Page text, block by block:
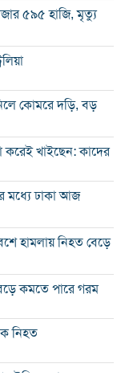
৫৯৫ হাজি, মৃত্যু
কোমরে দড়ি, বড়
খাইছেন: কাদের
মধ্যে ঢাকা আজ
হামলায় নিহত বেড়ে
কমতে পারে গরম
নিহত